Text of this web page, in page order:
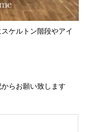
ケルトン階段やアイ
らお願い致します